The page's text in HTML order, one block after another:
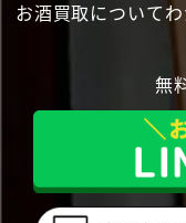
お酒買取について
無